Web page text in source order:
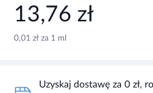
13,76 zł
0,01 zł za 1 ml
Uzyskaj dostawę za 0 zł,